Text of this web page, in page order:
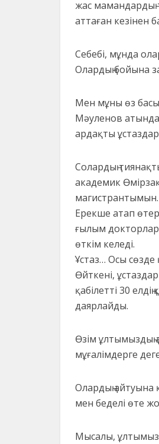
жас мамандардың
аттаған кезінен
Себебі, мұнда
Олардың бойына
Мен мұны өз
Мәуленов
ардақты
Солардың
академик
магистрантымын.
Ерекше атап өтер
ғылым
өткім келеді.
Ұстаз… Осы
Өйткені,
қабілетті 30
даярлайды.
Өзім ұлтымыздың
мұғалімдерге
Олардың айтуына
мен беделі өте
Мысалы,